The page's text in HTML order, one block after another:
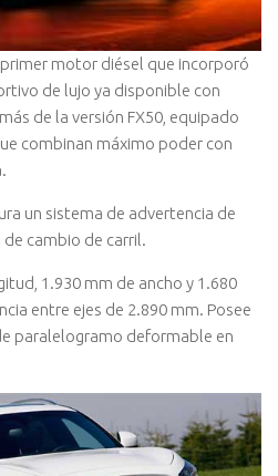
motor diésel que incorporó
de lujo ya disponible con
de la versión FX50, equipado
combinan máximo poder con
un sistema de advertencia de
cambio de carril.
1.930 mm de ancho y 1.680
entre ejes de 2.890 mm. Posee
paralelogramo deformable en